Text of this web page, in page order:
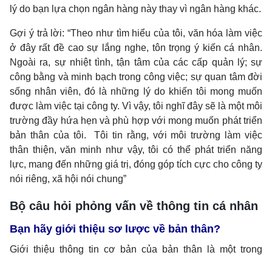
lý do bạn lựa chọn ngân hàng này thay vì ngân hàng khác.
Gợi ý trả lời: “Theo như tìm hiểu của tôi, văn hóa làm việc
ở đây rất đề cao sự lắng nghe, tôn trọng ý kiến cá nhân.
Ngoài ra, sự nhiệt tình, tận tâm của các cấp quản lý; sự
công bằng và minh bạch trong công việc; sự quan tâm đời
sống nhân viên, đó là những lý do khiến tôi mong muốn
được làm việc tại công ty. Vì vậy, tôi nghĩ đây sẽ là một môi
trường đầy hứa hẹn và phù hợp với mong muốn phát triển
bản thân của tôi. Tôi tin rằng, với môi trường làm việc
thân thiện, văn minh như vậy, tôi có thể phát triển năng
lực, mang đến những giá trị, đóng góp tích cực cho công ty
nói riêng, xã hội nói chung”
Bộ câu hỏi phỏng vấn về thông tin cá nhân
Bạn hãy giới thiệu sơ lược về bản thân?
Giới thiệu thông tin cơ bản của bản thân là một trong